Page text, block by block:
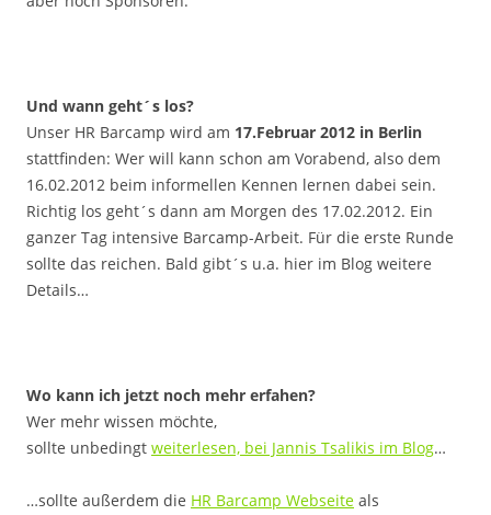
Und wann geht´s los?
Unser HR Barcamp wird am 17.Februar 2012 in Berlin
stattfinden: Wer will kann schon am Vorabend, also dem
16.02.2012 beim informellen Kennen lernen dabei sein.
Richtig los geht´s dann am Morgen des 17.02.2012. Ein
ganzer Tag intensive Barcamp-Arbeit. Für die erste Runde
sollte das reichen. Bald gibt´s u.a. hier im Blog weitere
Details…
Wo kann ich jetzt noch mehr erfahen?
Wer mehr wissen möchte,
sollte unbedingt weiterlesen, bei Jannis Tsalikis im Blog…
…sollte außerdem die HR Barcamp Webseite als